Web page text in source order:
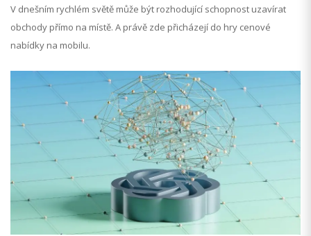
V dnešním rychlém světě může být rozhodující schopnost uzavírat
obchody přímo na místě. A právě zde přicházejí do hry cenové
nabídky na mobilu.